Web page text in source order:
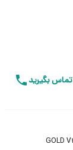
تماس بگیرید